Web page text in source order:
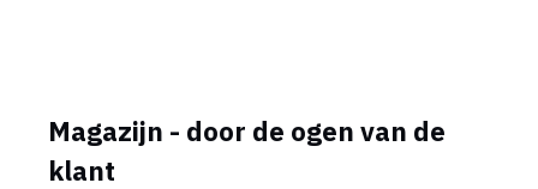
Magazijn - door de ogen van de
klant